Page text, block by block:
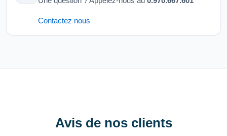
Contactez nous
Avis de nos clients